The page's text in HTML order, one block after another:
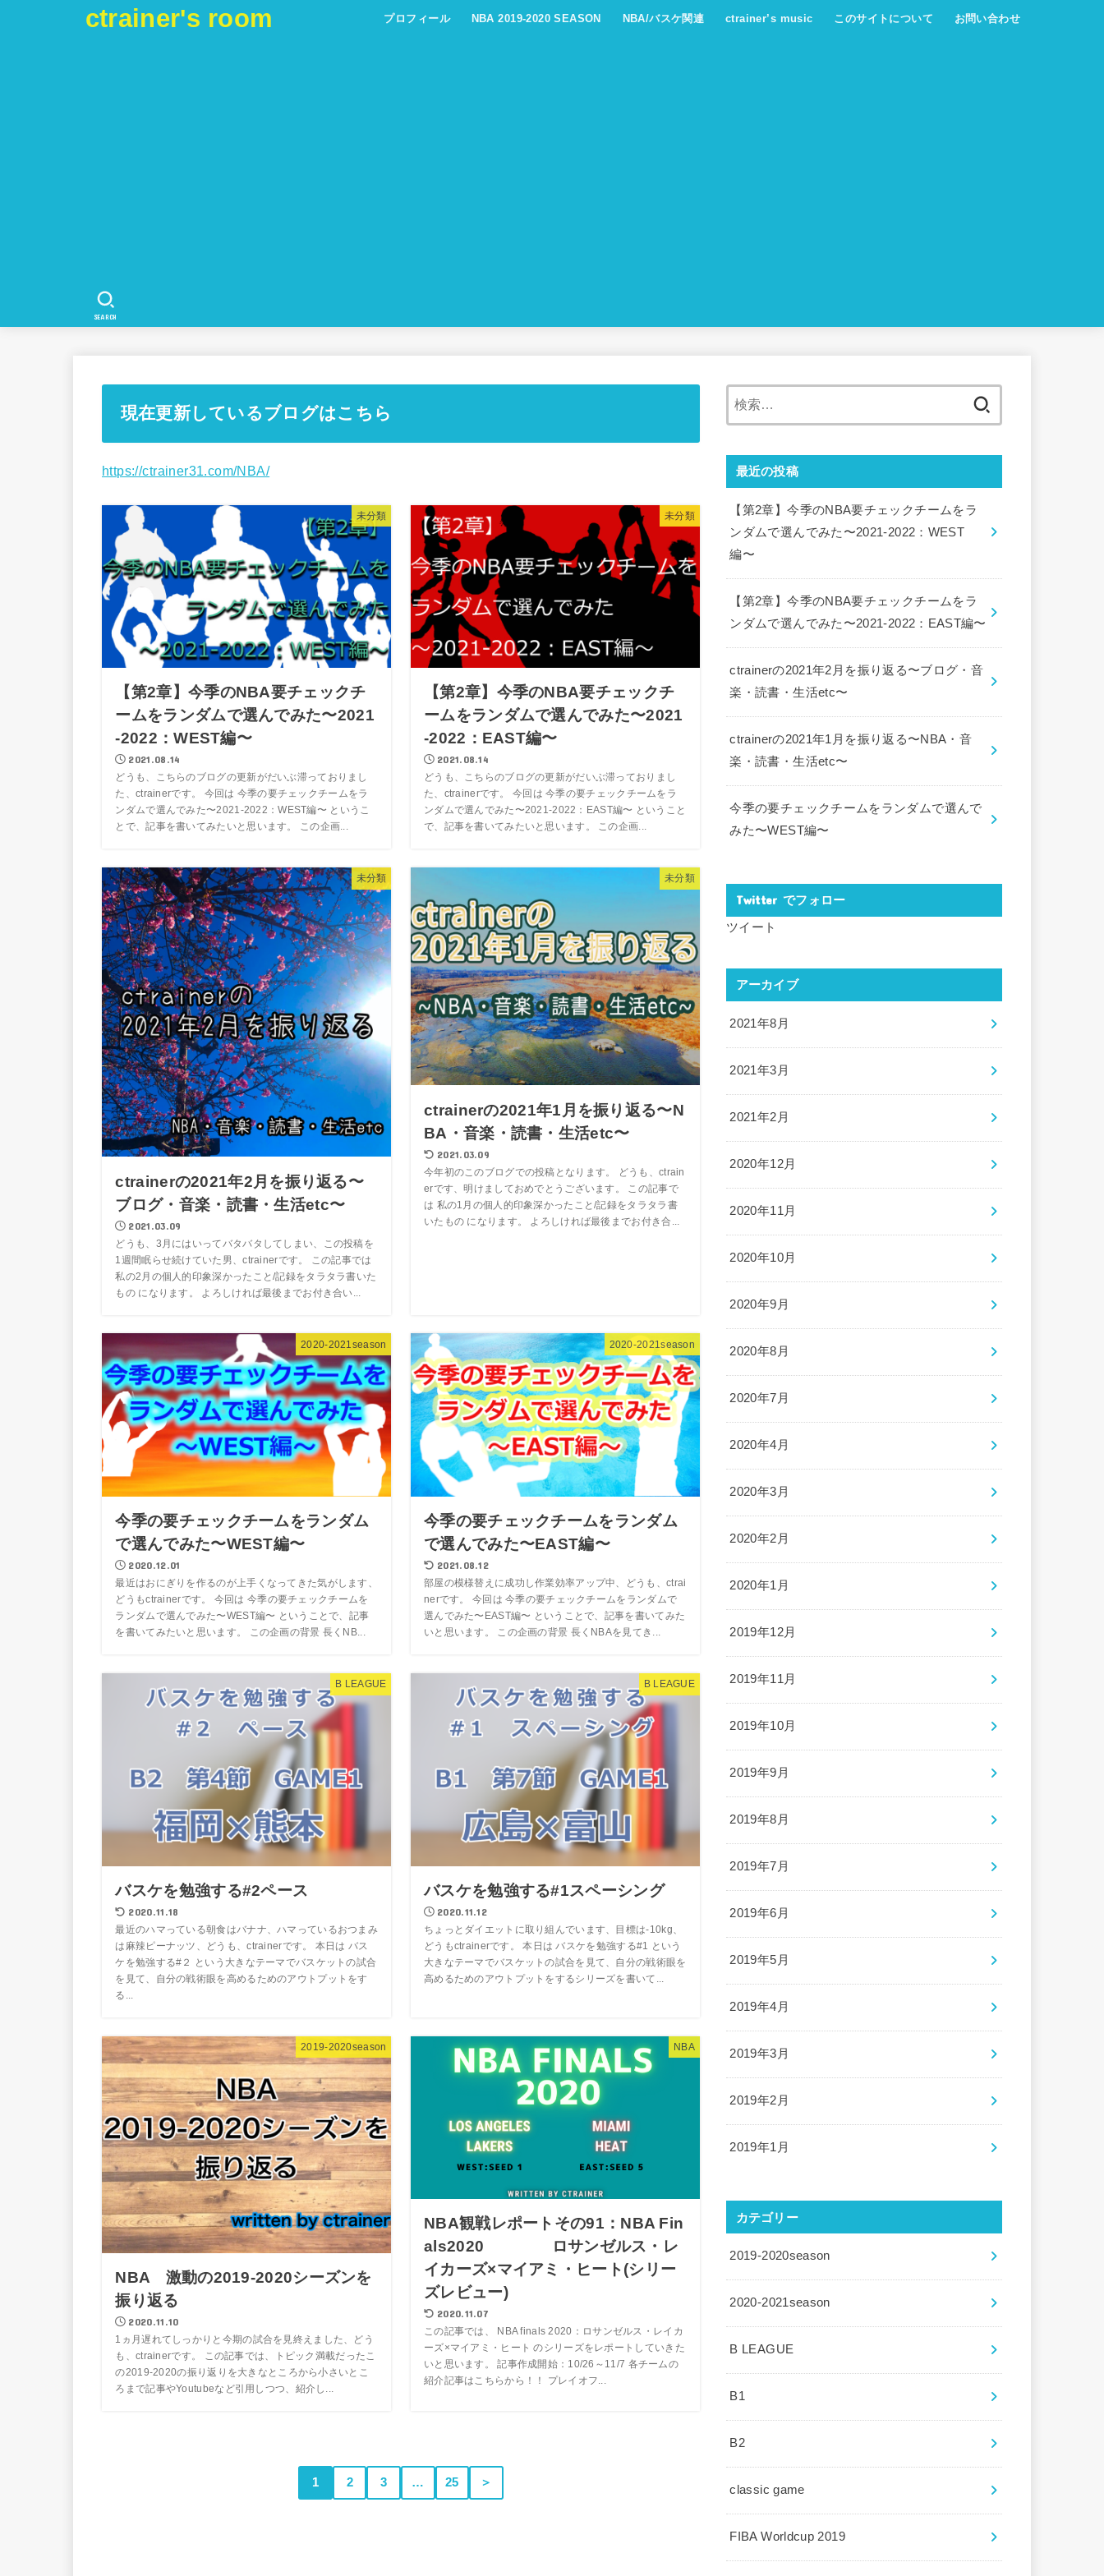
ctrainer's room プロフィール NBA 2019-2020 SEASON NBA/バスケ関連 ctrainer’s music このサイトについて お問い合わせ
SEARCH
現在更新しているブログはこちら
https://ctrainer31.com/NBA/
未分類
【第2章】今季のNBA要チェックチ
ームをランダムで選んでみた〜2021
-2022：WEST編〜
2021.08.14
どうも、こちらのブログの更新がだいぶ滞っておりまし
た、ctrainerです。 今回は 今季の要チェックチームをラ
ンダムで選んでみた〜2021-2022：WEST編〜 というこ
とで、記事を書いてみたいと思います。 この企画...
未分類
【第2章】今季のNBA要チェックチ
ームをランダムで選んでみた〜2021
-2022：EAST編〜
2021.08.14
どうも、こちらのブログの更新がだいぶ滞っておりまし
た、ctrainerです。 今回は 今季の要チェックチームをラ
ンダムで選んでみた〜2021-2022：EAST編〜 ということ
で、記事を書いてみたいと思います。 この企画...
未分類
ctrainerの2021年2月を振り返る〜
ブログ・音楽・読書・生活etc〜
2021.03.09
どうも、3月にはいってバタバタしてしまい、この投稿を
1週間眠らせ続けていた男、ctrainerです。 この記事では
私の2月の個人的印象深かったこと/記録をタラタラ書いた
もの になります。 よろしければ最後までお付き合い...
未分類
ctrainerの2021年1月を振り返る〜N
BA・音楽・読書・生活etc〜
2021.03.09
今年初のこのブログでの投稿となります。 どうも、ctrain
erです、明けましておめでとうございます。 この記事で
は 私の1月の個人的印象深かったこと/記録をタラタラ書
いたもの になります。 よろしければ最後までお付き合...
2020-2021season
今季の要チェックチームをランダム
で選んでみた〜WEST編〜
2020.12.01
最近はおにぎりを作るのが上手くなってきた気がします、
どうもctrainerです。 今回は 今季の要チェックチームを
ランダムで選んでみた〜WEST編〜 ということで、記事
を書いてみたいと思います。 この企画の背景 長くNB...
2020-2021season
今季の要チェックチームをランダム
で選んでみた〜EAST編〜
2021.08.12
部屋の模様替えに成功し作業効率アップ中、どうも、ctrai
nerです。 今回は 今季の要チェックチームをランダムで
選んでみた〜EAST編〜 ということで、記事を書いてみた
いと思います。 この企画の背景 長くNBAを見てき...
B LEAGUE
バスケを勉強する#2ペース
2020.11.18
最近のハマっている朝食はバナナ、ハマっているおつまみ
は麻辣ピーナッツ、どうも、ctrainerです。 本日は バス
ケを勉強する#２ という大きなテーマでバスケットの試合
を見て、自分の戦術眼を高めるためのアウトプットをす
る...
B LEAGUE
バスケを勉強する#1スペーシング
2020.11.12
ちょっとダイエットに取り組んでいます、目標は-10kg、
どうもctrainerです。 本日は バスケを勉強する#1 という
大きなテーマでバスケットの試合を見て、自分の戦術眼を
高めるためのアウトプットをするシリーズを書いて...
2019-2020season
NBA 激動の2019-2020シーズンを
振り返る
2020.11.10
1ヵ月遅れてしっかりと今期の試合を見終えました、どう
も、ctrainerです。 この記事では、トピック満載だったこ
の2019-2020の振り返りを大きなところから小さいとこ
ろまで記事やYoutubeなど引用しつつ、紹介し...
NBA
NBA観戦レポートその91：NBA Fin
als2020 ロサンゼルス・レ
イカーズ×マイアミ・ヒート(シリー
ズレビュー)
2020.11.07
この記事では、 NBA finals 2020：ロサンゼルス・レイカ
ーズ×マイアミ・ヒート のシリーズをレポートしていきた
いと思います。 記事作成開始：10/26～11/7 各チームの
紹介記事はこちらから！！ プレイオフ...
1 2 3 … 25 ＞
最近の投稿
【第2章】今季のNBA要チェックチームをラ
ンダムで選んでみた〜2021-2022：WEST
編〜
【第2章】今季のNBA要チェックチームをラ
ンダムで選んでみた〜2021-2022：EAST編〜
ctrainerの2021年2月を振り返る〜ブログ・音
楽・読書・生活etc〜
ctrainerの2021年1月を振り返る〜NBA・音
楽・読書・生活etc〜
今季の要チェックチームをランダムで選んで
みた〜WEST編〜
Twitter でフォロー
ツイート
アーカイブ
2021年8月
2021年3月
2021年2月
2020年12月
2020年11月
2020年10月
2020年9月
2020年8月
2020年7月
2020年4月
2020年3月
2020年2月
2020年1月
2019年12月
2019年11月
2019年10月
2019年9月
2019年8月
2019年7月
2019年6月
2019年5月
2019年4月
2019年3月
2019年2月
2019年1月
カテゴリー
2019-2020season
2020-2021season
B LEAGUE
B1
B2
classic game
FIBA Worldcup 2019